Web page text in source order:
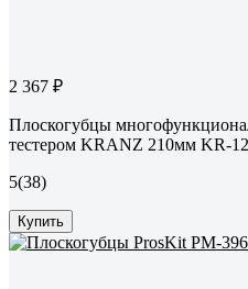
2 367 ₽
Плоскогубцы
тестером KRANZ 210мм KR-
5(38)
Купить